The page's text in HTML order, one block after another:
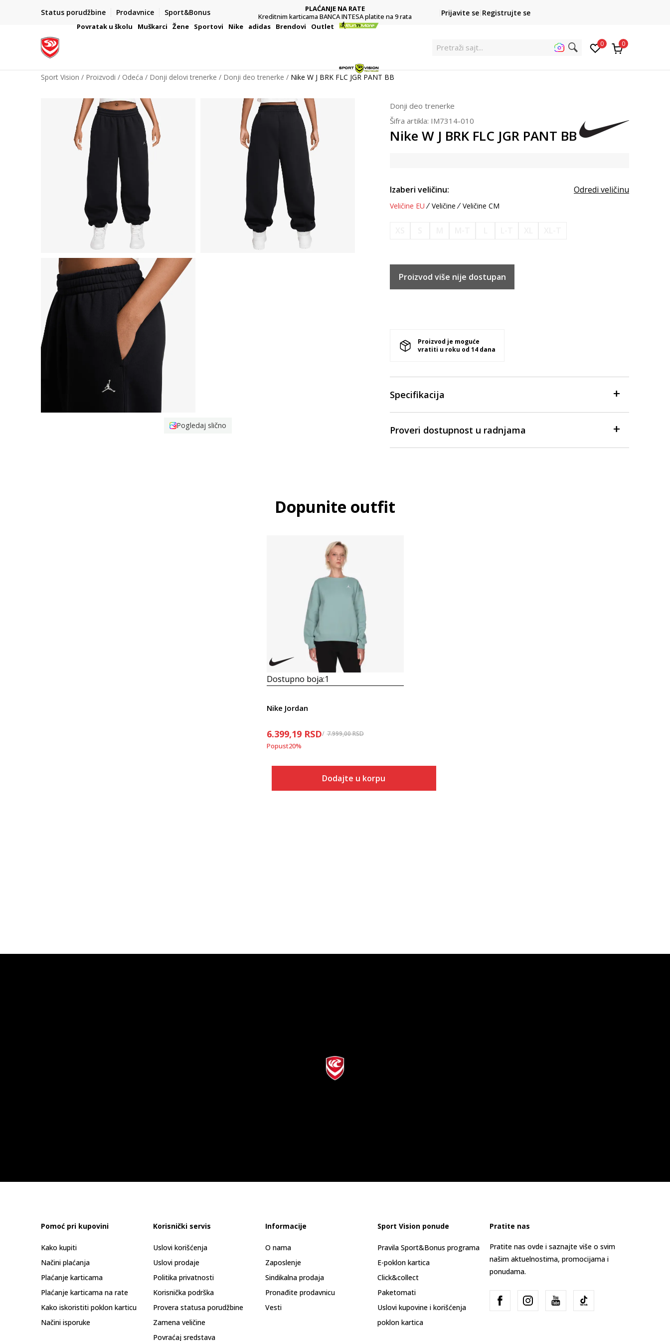
Status porudžbine Prodavnice Sport&Bonus
VAŽNO OBAVEŠTENJE ZA POTROŠAČE
PLAĆANJE NA RATE
Kreditnim karticama BANCA INTESA platite na 9 rata
POZOVITE NAS
011 422 1422
Prijavite se Registrujte se
Povratak u školu Muškarci Žene Sportovi Nike adidas Brendovi Outlet
P 0 0
Sport Vision Proizvodi Odeća Donji delovi trenerke Donji deo trenerke Nike W J BRK FLC JGR PANT BB
Pogledaj slično
Donji deo trenerke
Šifra artikla: IM7314-010
Nike W J BRK FLC JGR PANT BB
Izaberi veličinu: Odredi veličinu
Veličine EU Veličine Veličine CM
Proizvod više nije dostupan
Proizvod je moguće
vratiti u roku od 14 dana
Specifikacija
Proveri dostupnost u radnjama
Dopunite outfit
Dostupno boja:1
Nike Jordan
6.399,19 RSD 7.999,00RSD
Popust20%
Dodajte u korpu
Pomoć pri kupovini
Kako kupiti
Načini plaćanja
Plaćanje karticama
Plaćanje karticama na rate
Kako iskoristiti poklon karticu
Načini isporuke
Korisnički servis
Uslovi korišćenja
Uslovi prodaje
Politika privatnosti
Korisnička podrška
Provera statusa porudžbine
Zamena veličine
Povraćaj sredstava
Informacije
O nama
Zaposlenje
Sindikalna prodaja
Pronađite prodavnicu
Vesti
Sport Vision ponude
Pravila Sport&Bonus programa
E-poklon kartica
Click&collect
Paketomati
Uslovi kupovine i korišćenja
poklon kartica
Pratite nas
Pratite nas ovde i saznajte više o svim
našim aktuelnostima, promocijama i
ponudama.